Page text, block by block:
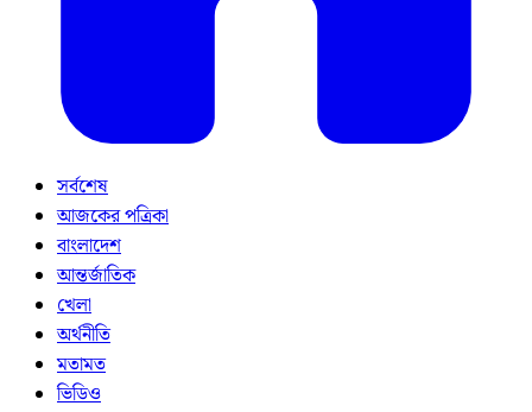
সর্বশেষ
আজকের পত্রিকা
বাংলাদেশ
আন্তর্জাতিক
খেলা
অর্থনীতি
মতামত
ভিডিও